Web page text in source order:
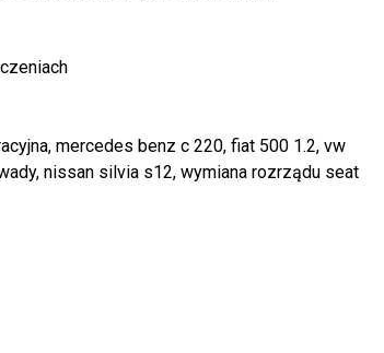
mercedes benz c 220, fiat 500 1.2, vw
nissan silvia s12, wymiana rozrządu seat